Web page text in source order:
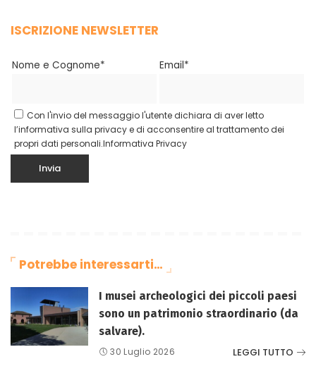
ISCRIZIONE NEWSLETTER
Nome e Cognome* Email*
Con l'invio del messaggio l'utente dichiara di aver letto
l’informativa sulla privacy e di acconsentire al trattamento dei
propri dati personali.Informativa Privacy
Potrebbe interessarti…
I musei archeologici dei piccoli paesi
sono un patrimonio straordinario (da
salvare).
30 Luglio 2026 LEGGI TUTTO